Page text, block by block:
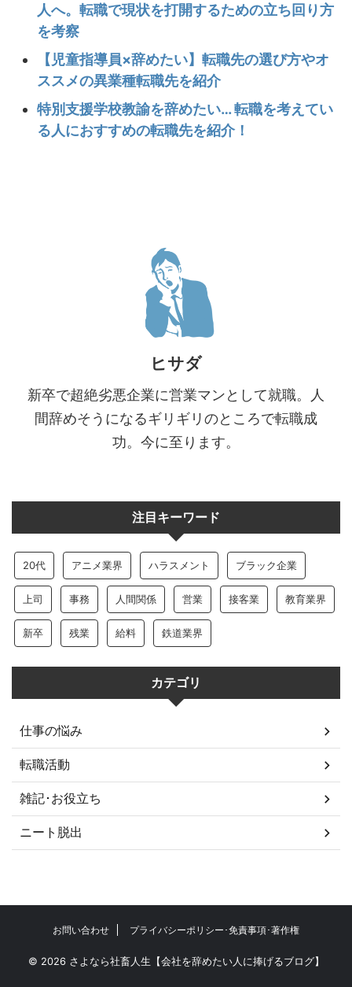
人へ。転職で現状を打開するための立ち回り方
を考察
【児童指導員×辞めたい】転職先の選び方やオ
ススメの異業種転職先を紹介
特別支援学校教諭を辞めたい… 転職を考えてい
る人におすすめの転職先を紹介！
ヒサダ
新卒で超絶劣悪企業に営業マンとして就職。人
間辞めそうになるギリギリのところで転職成
功。今に至ります。
注目キーワード
20代 アニメ業界 ハラスメント ブラック企業
上司 事務 人間関係 営業 接客業 教育業界
新卒 残業 給料 鉄道業界
カテゴリ
仕事の悩み
転職活動
雑記･お役立ち
ニート脱出
お問い合わせ プライバシーポリシー･免責事項･著作権
© 2026 さよなら社畜人生【会社を辞めたい人に捧げるブログ】